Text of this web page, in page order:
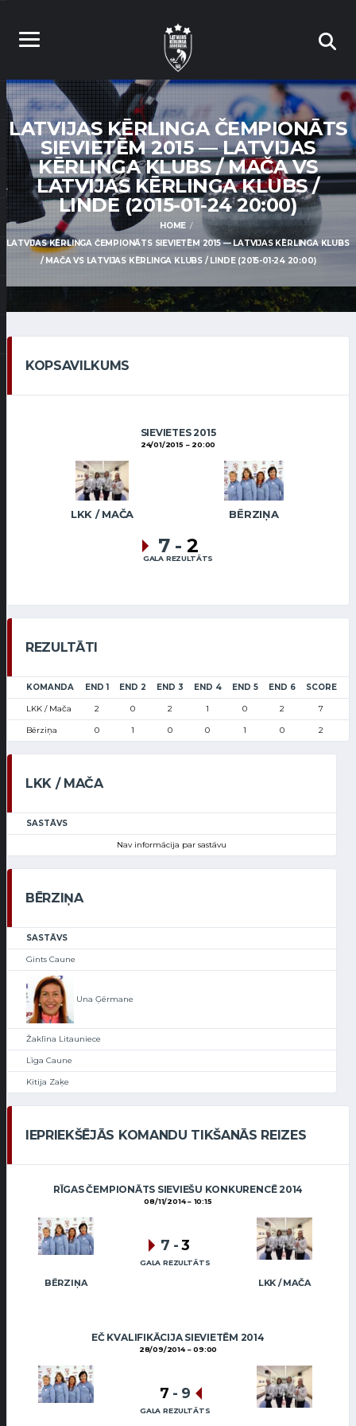
LATVIJAS KĒRLINGA ČEMPIONĀTS
SIEVIETĒM 2015 — LATVIJAS
KĒRLINGA KLUBS / MAČA VS
LATVIJAS KĒRLINGA KLUBS /
LINDE (2015-01-24 20:00)
HOME
LATVIJAS KĒRLINGA ČEMPIONĀTS SIEVIETĒM 2015 — LATVIJAS KĒRLINGA KLUBS
/ MAČA VS LATVIJAS KĒRLINGA KLUBS / LINDE (2015-01-24 20:00)
KOPSAVILKUMS
SIEVIETES 2015
24/01/2015 20:00
LKK / MAČA BĒRZIŅA
7 - 2
GALA REZULTĀTS
REZULTĀTI
KOMANDA END 1 END 2 END 3 END 4 END 5 END 6 SCORE
LKK / Mača 2 0 2 1 0 2 7
Bērziņa 0 1 0 0 1 0 2
LKK / MAČA
SASTĀVS
Nav informācija par sastāvu
BĒRZIŅA
SASTĀVS
Gints Caune
Una Ģērmane
Žaklīna Litauniece
Līga Caune
Kitija Zaķe
IEPRIEKŠĒJĀS KOMANDU TIKŠANĀS REIZES
RĪGAS ČEMPIONĀTS SIEVIEŠU KONKURENCĒ 2014
08/11/2014 10:15
BĒRZIŅA LKK / MAČA
7 -3
GALA REZULTĀTS
EČ KVALIFIKĀCIJA SIEVIETĒM 2014
28/09/2014 09:00
7 - 9
GALA REZULTĀTS